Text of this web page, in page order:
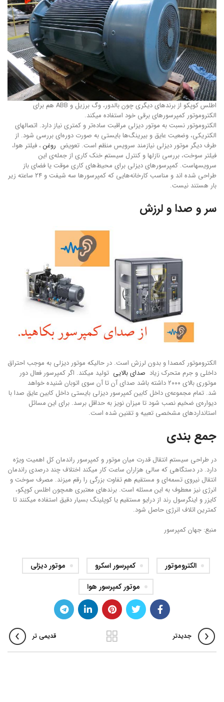
اطلس کوپکو از برندهای دیگری چون بالدور، وگ برزیل و ABB هم برای
الکتروموتور کمپرسورهای برقی خود استفاده میکند.
الکتروموتور نسبت به موتور دیزلی مراقبت ساده‌تر و کمتری نیاز دارد. اتصالهای
الکتریکی، وضعیت عایق و بیرینگ‌ها بایستی به صورت دوره‌ای بررسی شود. از
طرف دیگر موتور دیزلی نیازمند سرویس منظم است. تعویض روغن ، فیلتر هوا،
فیلتر سوخت، بررسی نازلها و کنترل سیستم خنک کاری از جمله‌ی این
سرویسهاست. کمپرسورهای دیزلی برای محیط‌های کاری موقت یا فضای باز
طراحی شده اند و مناسب کارخانه‌هایی که کمپرسورها سه شیفت و ۲۴ ساعته زیر
بار هستند نیست.
سر و صدا و لرزش
الکتروموتور کمصدا و بدون لرزش است. در حالیکه موتور دیزلی به موجب احتراق
داخلی و جرم متحرک زیاد صدای بالایی تولید میکند. اگر کمپرسور فعال دور
موتوری بالای ۲۰۰۰ داشته باشد صدای آن تا آن سوی اتوبان شنیده خواهد
شد. تمام مجموعه‌ی داخل کابین کمپرسور دیزلی بایستی داخل کابین عایق صدا با
دیواره‌‌ی ضخیم نصب شود تا میزان نویز به حداقل برسد. برای این مسائل
استانداردهای مشخصی تعبیه و تقنین شده است.
جمع بندی
در طراحی سیستم انتقال قدرت میان موتور و کمپرسور راندمان کل اهمیت ویژه
دارد. در دستگاهی که سالی هزاران ساعت کار میکند اختلاف چند درصدی راندمان
انتقال نیروی تسمه‌ای و مستقیم هم تفاوت بزرگی را رقم میزند. مصرف سوخت و
انرژی نیز معطوف به این مسئله است. برندهای معتبری همچون اطلس کوپکو،
کایزر و اینگرسول رند از درایو مستقیم یا کوپلینگ بسیار دقیق استفاده میکنند تا
کمترین اتلاف انرژی حاصل شود.
منبع: جهان کمپرسور
الکتروموتور کمپرسور اسکرو
موتور دیزلی
موتور کمپرسور هوا
جدیدتر قدیمی تر